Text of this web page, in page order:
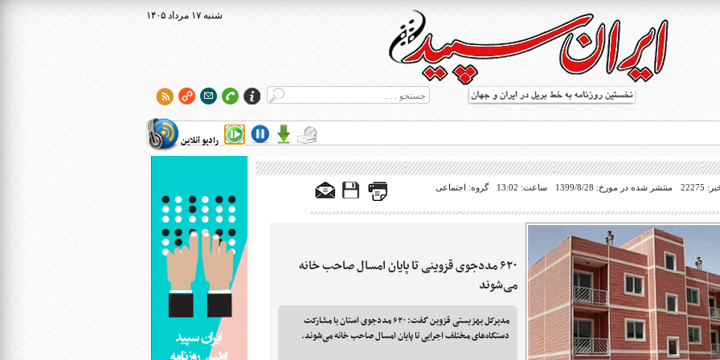
۱۴۰۵ شنبه ۱۷ مرداد
رادیو آنلاین
بریل در جهان
منتشر شده در مورخ: 1399/8/28 ساعت: 13:02 گروه: اجتماعی
۶۲۰ مددجوی قزوینی تا پایان امسال صاحب خانه
می‌شوند
مدیرکل بهزیستی قزوین گفت: ۶۲۰ مددجوی استان با مشارکت
دستگاه‌های مختلف اجرایی تا پایان امسال صاحب خانه می‌شوند.